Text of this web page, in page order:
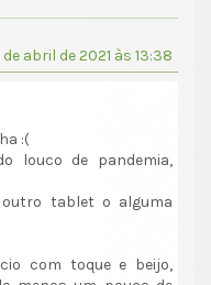
de abril de 2021 às 13:38
:(
louco de pandemia,
tablet o alguma
com toque e beijo,